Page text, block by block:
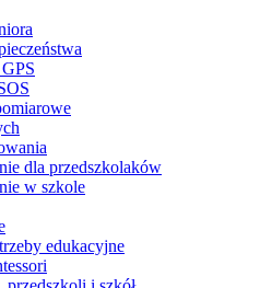
dla przedszkolaków
w szkole
edukacyjne